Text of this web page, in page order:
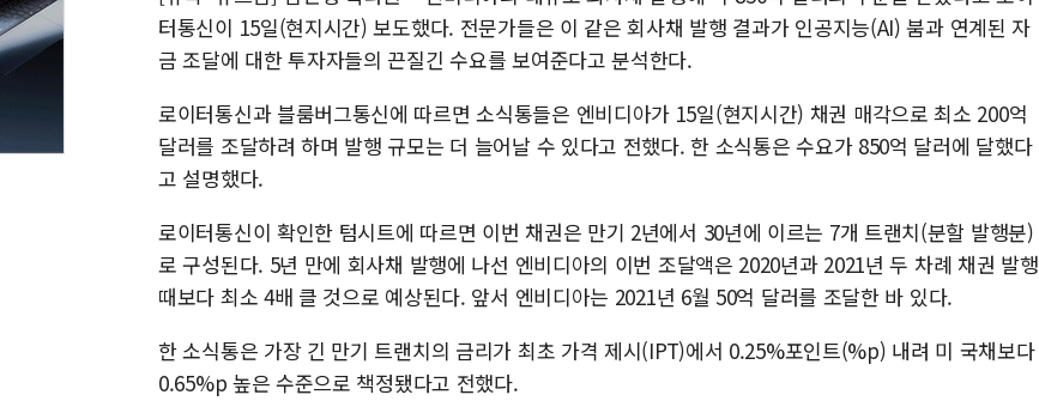
터통신이 15일(현지시간) 보도했다. 전문가들은 이 같은 회사채 발행 결과가 인공지능(AI) 붐과 연계된 자
금 조달에 대한 투자자들의 끈질긴 수요를 보여준다고 분석한다.
로이터통신과 블룸버그통신에 따르면 소식통들은 엔비디아가 15일(현지시간) 채권 매각으로 최소 200억
달러를 조달하려 하며 발행 규모는 더 늘어날 수 있다고 전했다. 한 소식통은 수요가 850억 달러에 달했다
고 설명했다.
로이터통신이 확인한 텀시트에 따르면 이번 채권은 만기 2년에서 30년에 이르는 7개 트랜치(분할 발행분)
로 구성된다. 5년 만에 회사채 발행에 나선 엔비디아의 이번 조달액은 2020년과 2021년 두 차례 채권 발행
때보다 최소 4배 클 것으로 예상된다. 앞서 엔비디아는 2021년 6월 50억 달러를 조달한 바 있다.
한 소식통은 가장 긴 만기 트랜치의 금리가 최초 가격 제시(IPT)에서 0.25%포인트(%p) 내려 미 국채보다
0.65%p 높은 수준으로 책정됐다고 전했다.